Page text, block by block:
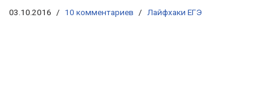
03.10.2016 10 комментариев Лайфхаки ЕГЭ